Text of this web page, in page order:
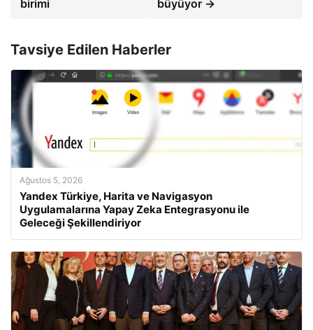
birimi büyüyor →
Tavsiye Edilen Haberler
Ağustos 5, 2026
Yandex Türkiye, Harita ve Navigasyon
Uygulamalarına Yapay Zeka Entegrasyonu ile
Geleceği Şekillendiriyor